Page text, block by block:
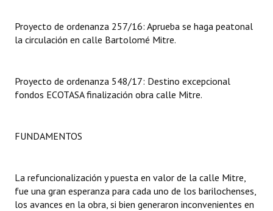
Mujeres que Dejaron Huellas - Registro
Banca del Vecino - Registro
Reconocimientos - Registro
Bariloche, Municipio intercultural
Proyecto de ordenanza 257/16: Aprueba se haga peatonal
la circulación en calle Bartolomé Mitre.
Proyecto de ordenanza 548/17: Destino excepcional
fondos ECOTASA finalización obra calle Mitre.
FUNDAMENTOS
La refuncionalización y puesta en valor de la calle Mitre,
fue una gran esperanza para cada uno de los barilochenses,
los avances en la obra, si bien generaron inconvenientes en